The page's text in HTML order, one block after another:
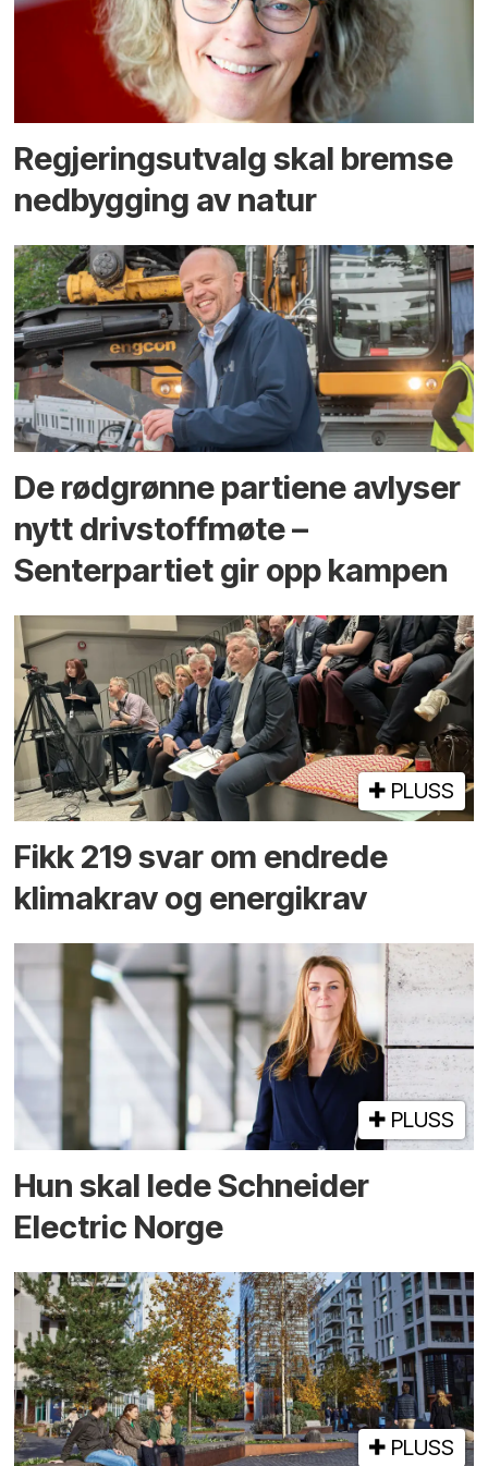
Regjerings­utvalg skal bremse
ned­bygging av natur
De rødgrønne partiene avlyser
nytt drivstoffmøte –
Senterpartiet gir opp kampen
PLUSS
Fikk 219 svar om endrede
klimakrav og energikrav
PLUSS
Hun skal lede Schneider
Electric Norge
PLUSS